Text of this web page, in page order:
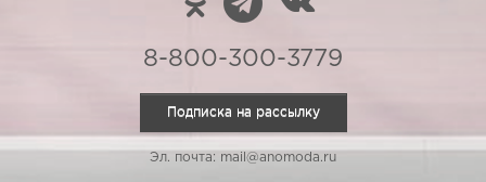
8-800-300-3779
Подписка на рассылку
Эл. почта: mail@anomoda.ru